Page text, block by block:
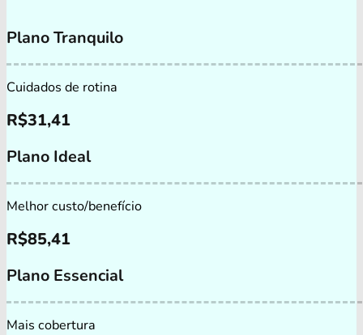
Plano Tranquilo
Cuidados de rotina
R$31,41
Plano Ideal
Melhor custo/benefício
R$85,41
Plano Essencial
Mais cobertura